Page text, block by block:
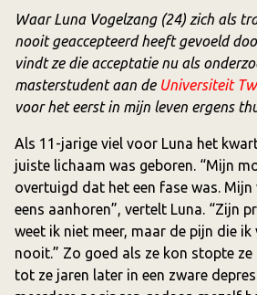
Waar Luna Vogelzang (24) zich als
nooit geaccepteerd heeft gevoeld
vindt ze die acceptatie nu als
masterstudent aan de Universiteit
voor het eerst in mijn leven ergens
Als 11-jarige viel voor Luna het
juiste lichaam was geboren. “Mijn
overtuigd dat het een fase was.
eens aanhoren”, vertelt Luna. “Zijn
weet ik niet meer, maar de pijn die ik
nooit.” Zo goed als ze kon stopte ze
tot ze jaren later in een zware